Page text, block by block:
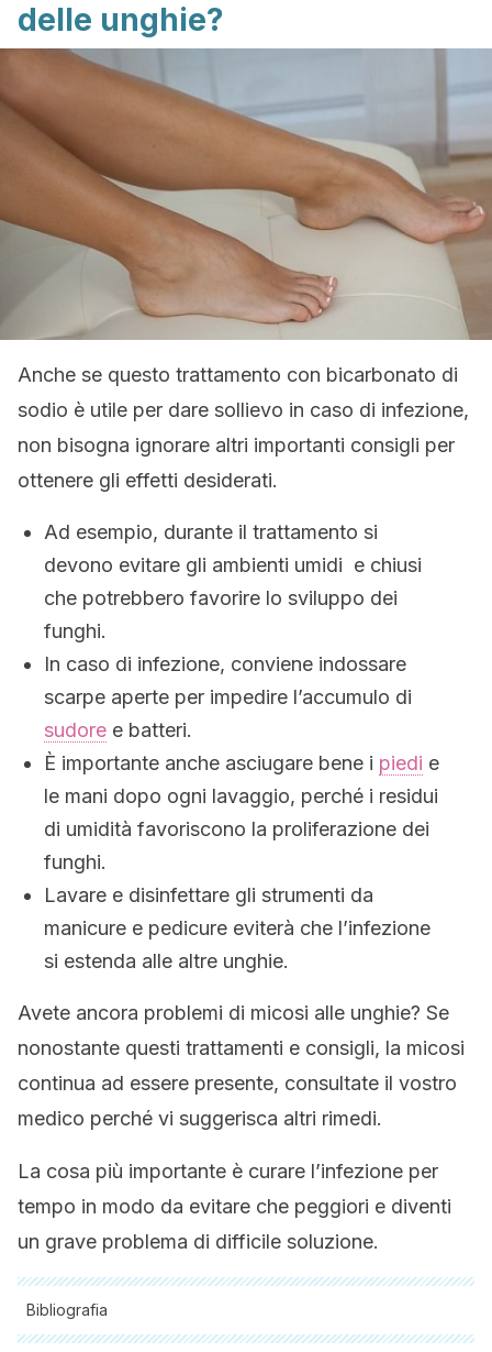
delle unghie?
Anche se questo trattamento con bicarbonato di
sodio è utile per dare sollievo in caso di infezione,
non bisogna ignorare altri importanti consigli per
ottenere gli effetti desiderati.
Ad esempio, durante il trattamento si
devono evitare gli ambienti umidi e chiusi
che potrebbero favorire lo sviluppo dei
funghi.
In caso di infezione, conviene indossare
scarpe aperte per impedire l’accumulo di
sudore e batteri.
È importante anche asciugare bene i piedi e
le mani dopo ogni lavaggio, perché i residui
di umidità favoriscono la proliferazione dei
funghi.
Lavare e disinfettare gli strumenti da
manicure e pedicure eviterà che l’infezione
si estenda alle altre unghie.
Avete ancora problemi di micosi alle unghie? Se
nonostante questi trattamenti e consigli, la micosi
continua ad essere presente, consultate il vostro
medico perché vi suggerisca altri rimedi.
La cosa più importante è curare l’infezione per
tempo in modo da evitare che peggiori e diventi
un grave problema di difficile soluzione.
Bibliografia
Tutte le fonti citate sono state esaminate a fondo dal nostro